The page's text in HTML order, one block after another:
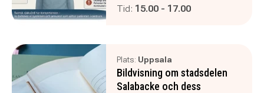
Tid: Pågår mellan
15.00 - och
17.00
Plats: Uppsala
Bildvisning om stadsdelen
Salabacke och dess